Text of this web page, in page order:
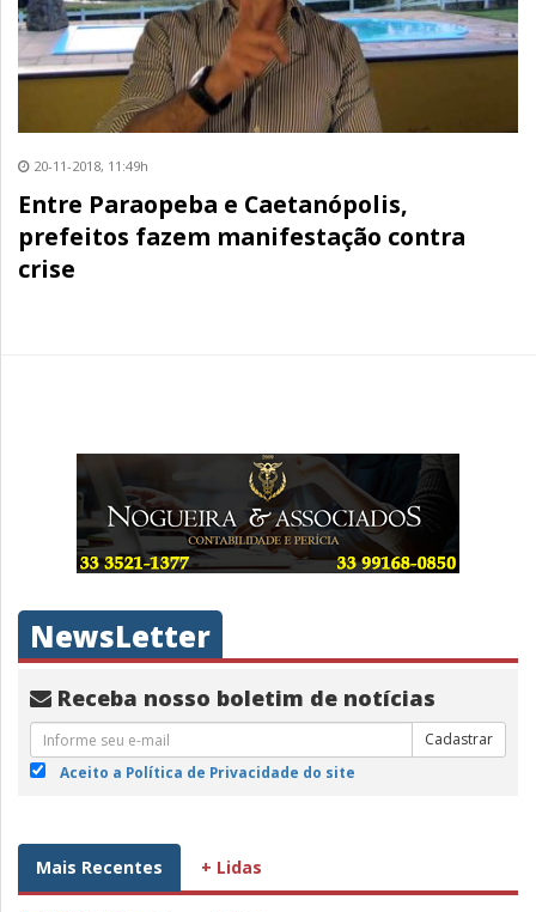
20-11-2018, 11:49h
Entre Paraopeba e Caetanópolis,
prefeitos fazem manifestação contra
crise
NewsLetter
Receba nosso boletim de notícias
Cadastrar
Aceito a Política de Privacidade do site
Mais Recentes + Lidas